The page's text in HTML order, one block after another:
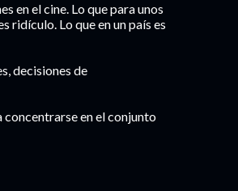
en el cine. Lo que para unos
ridículo. Lo que en un país es
decisiones de
concentrarse en el conjunto